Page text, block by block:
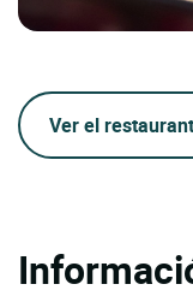
Ver el